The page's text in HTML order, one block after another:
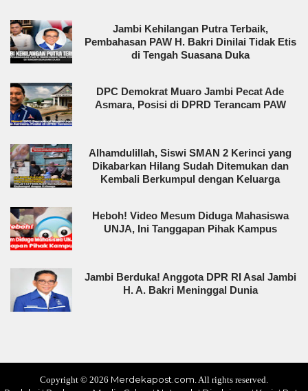
Jambi Kehilangan Putra Terbaik,
Pembahasan PAW H. Bakri Dinilai Tidak Etis
di Tengah Suasana Duka
DPC Demokrat Muaro Jambi Pecat Ade
Asmara, Posisi di DPRD Terancam PAW
Alhamdulillah, Siswi SMAN 2 Kerinci yang
Dikabarkan Hilang Sudah Ditemukan dan
Kembali Berkumpul dengan Keluarga
Heboh! Video Mesum Diduga Mahasiswa
UNJA, Ini Tanggapan Pihak Kampus
Jambi Berduka! Anggota DPR RI Asal Jambi
H. A. Bakri Meninggal Dunia
Copyright © 2026 Merdekapost.com . All rights reserved.